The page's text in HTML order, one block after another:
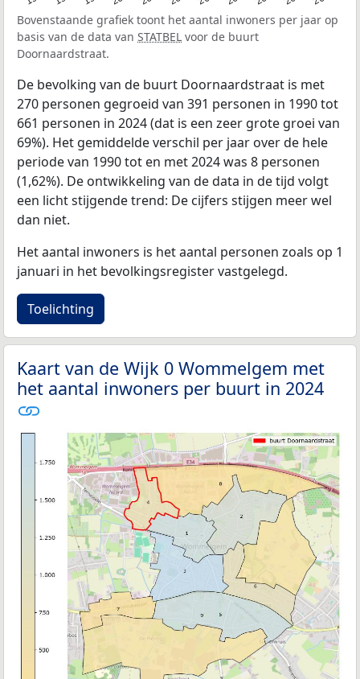
Bovenstaande grafiek toont het aantal inwoners per jaar op
basis van de data van STATBEL voor de buurt
Doornaardstraat.
De bevolking van de buurt Doornaardstraat is met
270 personen gegroeid van 391 personen in 1990 tot
661 personen in 2024 (dat is een zeer grote groei van
69%). Het gemiddelde verschil per jaar over de hele
periode van 1990 tot en met 2024 was 8 personen
(1,62%). De ontwikkeling van de data in de tijd volgt
een licht stijgende trend: De cijfers stijgen meer wel
dan niet.
Het aantal inwoners is het aantal personen zoals op 1
januari in het bevolkingsregister vastgelegd.
Toelichting
Kaart van de Wijk 0 Wommelgem met
het aantal inwoners per buurt in 2024